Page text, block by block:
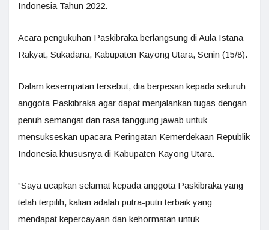
Indonesia Tahun 2022.
Acara pengukuhan Paskibraka berlangsung di Aula Istana
Rakyat, Sukadana, Kabupaten Kayong Utara, Senin (15/8).
Dalam kesempatan tersebut, dia berpesan kepada seluruh
anggota Paskibraka agar dapat menjalankan tugas dengan
penuh semangat dan rasa tanggung jawab untuk
mensukseskan upacara Peringatan Kemerdekaan Republik
Indonesia khususnya di Kabupaten Kayong Utara.
“Saya ucapkan selamat kepada anggota Paskibraka yang
telah terpilih, kalian adalah putra-putri terbaik yang
mendapat kepercayaan dan kehormatan untuk